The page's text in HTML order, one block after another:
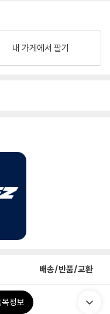
내 가게에서 팔기
배송/반품/교환
정보